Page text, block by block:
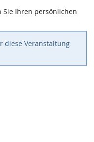
Ihren persönlichen
diese Veranstaltung